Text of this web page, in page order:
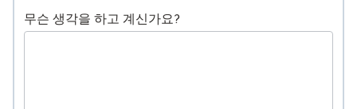
무슨 생각을 하고 계신가요?